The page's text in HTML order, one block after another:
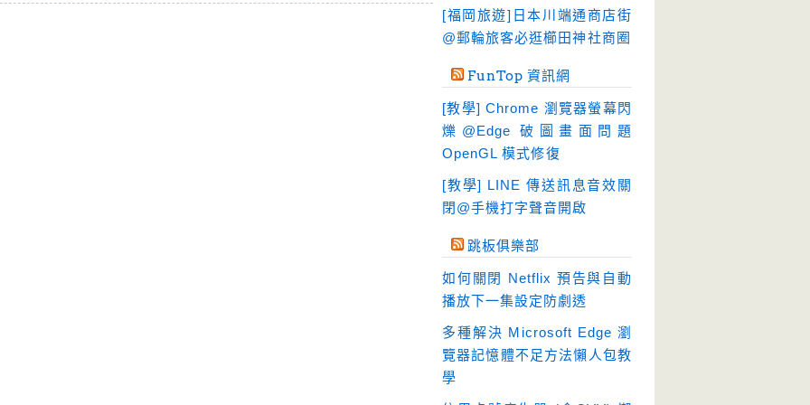
硬碟工具 (64)
程式開發 (20)
翻譯軟體 (3)
輸入法 (4)
[福岡旅遊]日本川端通商店街
@郵輪旅客必逛櫛田神社商圈
FunTop 資訊網
[教學] Chrome 瀏覽器螢幕閃
爍@Edge 破圖畫面問題
OpenGL 模式修復
[教學] LINE 傳送訊息音效關
閉@手機打字聲音開啟
跳板俱樂部
如何關閉 Netflix 預告與自動
播放下一集設定防劇透
多種解決 Microsoft Edge 瀏
覽器記憶體不足方法懶人包教
學